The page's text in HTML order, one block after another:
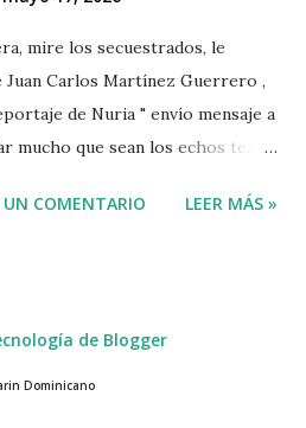
mire los secuestrados, le
Carlos Martínez Guerrero ,
de Nuria " envío mensaje a
mucho que sean los echos team"
país me iba a traer tanto
Juan carlos martinez Guerrero
de dejamos el video del
UN COMENTARIO LEER MÁS »
de Blogger
Dominicano